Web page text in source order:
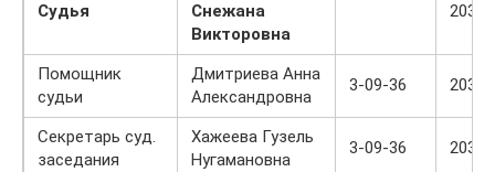
Судья
Снежана
Викторовна
203
Помощник
судьи
Дмитриева Анна
Александровна
3-09-36 203
Секретарь суд.
заседания
Хажеева Гузель
Нугамановна
3-09-36 203